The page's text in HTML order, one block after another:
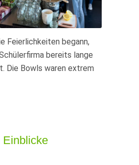
Feierlichkeiten begann,
bereits lange
Die Bowls waren extrem
Einblicke